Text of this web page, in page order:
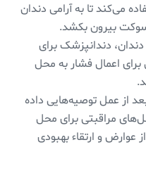
می‌کند تا به آرامی دندان
سوکت بیرون بکشد.
دندانپزشک برای
برای اعمال فشار به محل
از عمل توصیه‌هایی داده
مراقبتی برای محل
عوارض و ارتقاء بهبودی